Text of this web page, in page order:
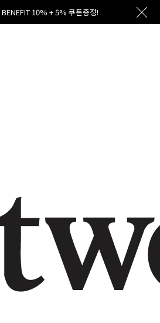
BENEFIT 10% + 5% 쿠폰증정!